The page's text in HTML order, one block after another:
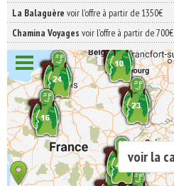
La Balaguère voir l'offre à partir de 1350€
Chamina Voyages voir l'offre à partir de 700€
voir la